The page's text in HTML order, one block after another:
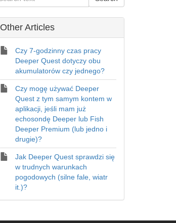
Other Articles
Czy 7-godzinny czas pracy
Deeper Quest dotyczy obu
akumulatorów czy jednego?
Czy mogę używać Deeper
Quest z tym samym kontem w
aplikacji, jeśli mam już
echosondę Deeper lub Fish
Deeper Premium (lub jedno i
drugie)?
Jak Deeper Quest sprawdzi się
w trudnych warunkach
pogodowych (silne fale, wiatr
it.)?